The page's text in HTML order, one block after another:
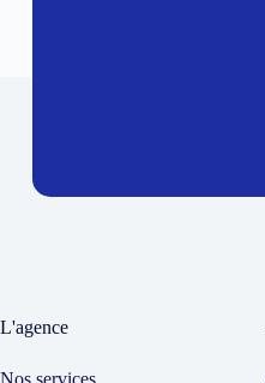
L'agence